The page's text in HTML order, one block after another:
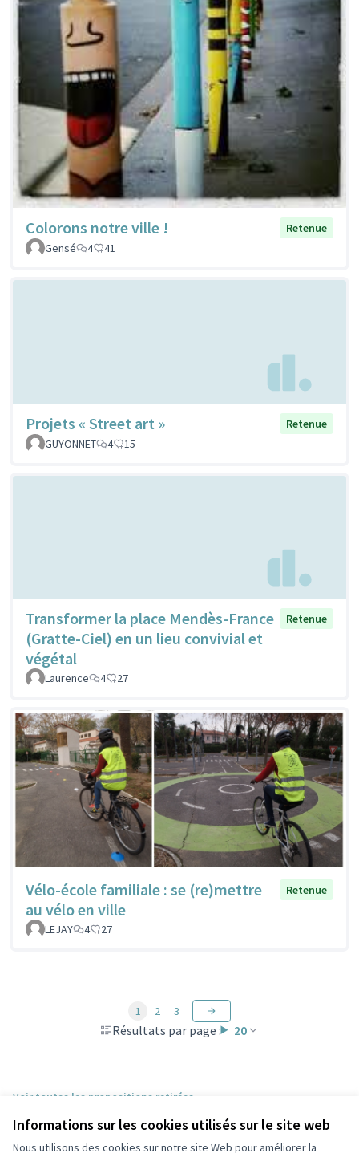
Informations sur les cookies utilisés sur le site web
Nous utilisons des cookies sur notre site Web pour améliorer la
Colorons notre ville !
Retenue
Gensé
4 41
Projets « Street art »
Retenue
GUYONNET
4 15
Transformer la place Mendès-France
(Gratte-Ciel) en un lieu convivial et
végétal
Retenue
Laurence 4 27
Vélo-école familiale : se (re)mettre
au vélo en ville
Retenue
LEJAY 4 27
Résultats par page : 20
1 2 3
Voir toutes les propositions retirées